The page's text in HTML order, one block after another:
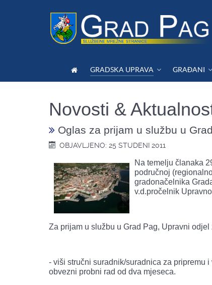
GRADSKA UPRAVA GRAĐANI
Novosti &
Oglas za prijam u službu u
OBJAVLJENO: 25 STUDENI 2011
Na temelju članaka
područnoj
gradonačelnika
v.d.pročelnik
Za prijam u službu u Grad Pag, Upravni
- viši stručni suradnik/suradnica za pripremu
obvezni probni rad od dva mjeseca.